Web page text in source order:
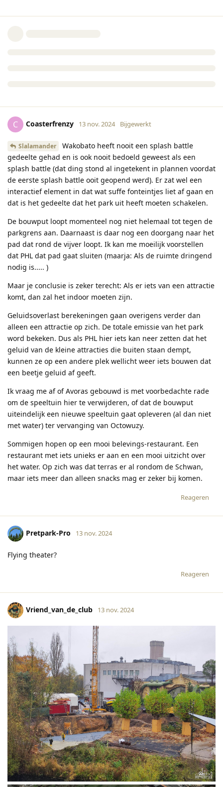
C Coasterfrenzy 13 nov. 2024 Bijgewerkt
Slalamander
Wakobato heeft nooit een splash battle
gedeelte gehad en is ook nooit bedoeld geweest als een
splash battle (dat ding stond al ingetekent in plannen voordat
de eerste splash battle ooit geopend werd). Er zat wel een
interactief element in dat wat suffe fonteintjes liet af gaan en
dat is het gedeelte dat het park uit heeft moeten schakelen.
De bouwput loopt momenteel nog niet helemaal tot tegen de
parkgrens aan. Daarnaast is daar nog een doorgang naar het
pad dat rond de vijver loopt. Ik kan me moeilijk voorstellen
dat PHL dat pad gaat sluiten (maarja: Als de ruimte dringend
nodig is..... )
Maar je conclusie is zeker terecht: Als er iets van een attractie
komt, dan zal het indoor moeten zijn.
Geluidsoverlast berekeningen gaan overigens verder dan
alleen een attractie op zich. De totale emissie van het park
word bekeken. Dus als PHL hier iets kan neer zetten dat het
geluid van de kleine attracties die buiten staan dempt,
kunnen ze op een andere plek wellicht weer iets bouwen dat
een beetje geluid af geeft.
Ik vraag me af of Avoras gebouwd is met voorbedachte rade
om de speeltuin hier te verwijderen, of dat de bouwput
uiteindelijk een nieuwe speeltuin gaat opleveren (al dan niet
met water) ter vervanging van Octowuzy.
Sommigen hopen op een mooi belevings-restaurant. Een
restaurant met iets unieks er aan en een mooi uitzicht over
het water. Op zich was dat terras er al rondom de Schwan,
maar iets meer dan alleen snacks mag er zeker bij komen.
Reageren
Pretpark-Pro 13 nov. 2024
Flying theater?
Reageren
Vriend_van_de_club 13 nov. 2024